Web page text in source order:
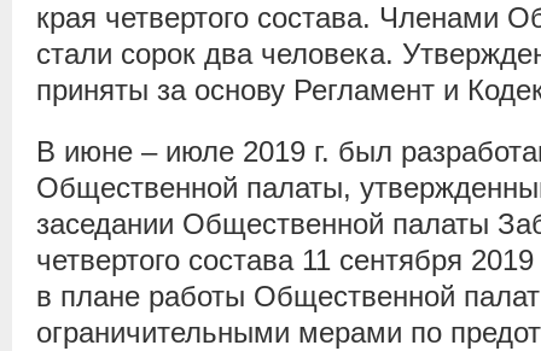
края четвертого состава. Членами
стали сорок два человека.
приняты за основу Регламент и
В июне – июле 2019 г. был
Общественной палаты,
заседании Общественной палаты
четвертого состава 11 сентября
в плане работы Общественной
ограничительными мерами по